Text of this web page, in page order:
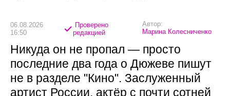
06.08.2026
16:50
Проверено
редакцией
Автор:
Марина Колесниченко
Никуда он не пропал — просто
последние два года о Дюжеве пишут
не в разделе "Кино". Заслуженный
артист России, актёр с почти сотней